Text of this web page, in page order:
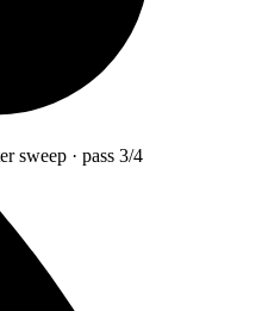
sweep · pass 3/4